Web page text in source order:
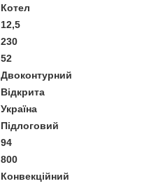
Котел
12,5
230
52
Двоконтурний
Відкрита
Україна
Підлоговий
94
800
Конвекційний